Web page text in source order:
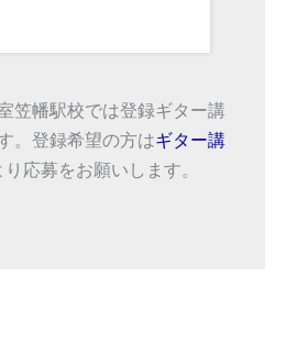
笠幡駅校では登録ギター講
。登録希望の方はギター講
り応募をお願いします。